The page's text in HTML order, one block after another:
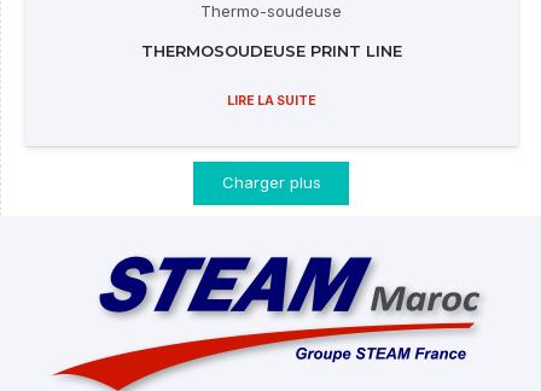
Thermo-soudeuse
THERMOSOUDEUSE PRINT LINE
LIRE LA SUITE
Charger plus